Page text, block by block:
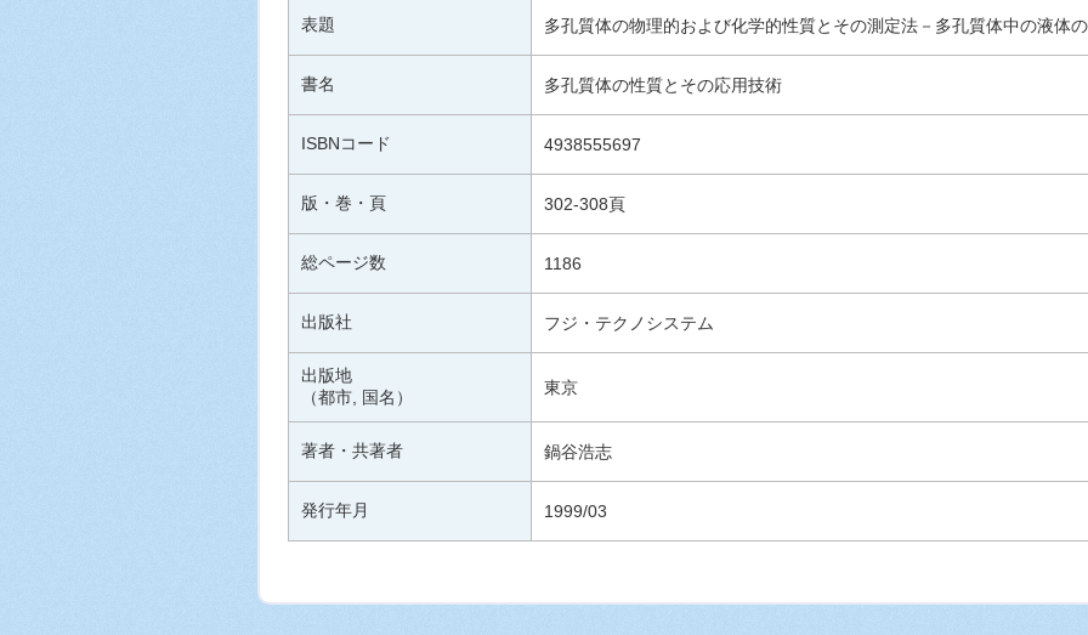
表題 多孔質体の物理的および化学的性質とその測定法－多孔質体中の液体
書名 多孔質体の性質とその応用技術
ISBNコード 4938555697
版・巻・頁 302-308頁
総ページ数 1186
出版社 フジ・テクノシステム
出版地
（都市, 国名）
東京
著者・共著者 鍋谷浩志
発行年月 1999/03